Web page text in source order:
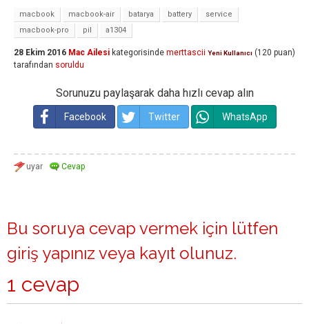
macbook macbook-air batarya battery
service
macbook-pro
pil a1304
28 Ekim 2016 Mac Ailesi kategorisinde merttascii Yeni Kullanıcı (120 puan)
tarafından soruldu
Sorunuzu paylaşarak daha hızlı cevap alın
Facebook Twitter WhatsApp
Bu soruya cevap vermek için lütfen
giriş yapınız veya kayıt olunuz.
1 cevap